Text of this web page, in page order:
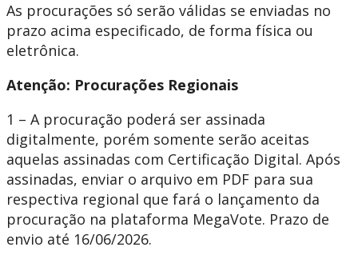
As procurações só serão válidas se enviadas no
prazo acima especificado, de forma física ou
eletrônica.
Atenção: Procurações Regionais
1 – A procuração poderá ser assinada
digitalmente, porém somente serão aceitas
aquelas assinadas com Certificação Digital. Após
assinadas, enviar o arquivo em PDF para sua
respectiva regional que fará o lançamento da
procuração na plataforma MegaVote. Prazo de
envio até 16/06/2026.